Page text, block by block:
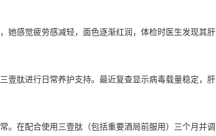
她感觉疲劳感减轻，面色逐渐红润，体检时医生发现其肝
壹肽进行日常养护支持。最近复查显示病毒载量稳定，肝
。在配合使用三壹肽（包括重要酒局前服用）三个月并调